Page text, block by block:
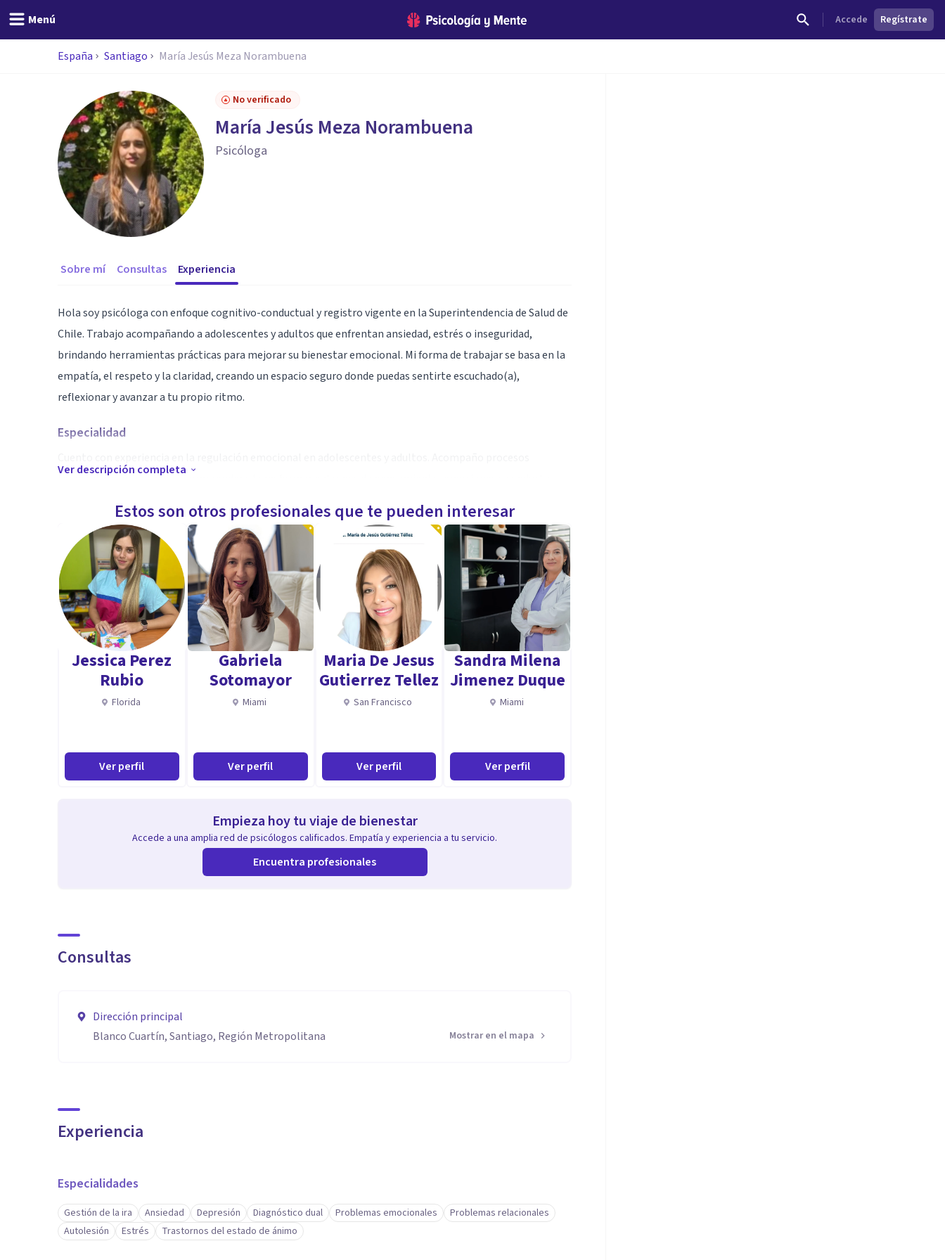
Menú Accede Regístrate
España Santiago María Jesús Meza Norambuena
No verificado
María Jesús Meza Norambuena
Psicóloga
Sobre mí Consultas Experiencia
Hola soy psicóloga con enfoque cognitivo-conductual y registro vigente en la Superintendencia de Salud de
Chile. Trabajo acompañando a adolescentes y adultos que enfrentan ansiedad, estrés o inseguridad,
brindando herramientas prácticas para mejorar su bienestar emocional. Mi forma de trabajar se basa en la
empatía, el respeto y la claridad, creando un espacio seguro donde puedas sentirte escuchado(a),
reflexionar y avanzar a tu propio ritmo.
Especialidad
terapéuticos orientados a comprender y transformar patrones de pensamiento, emociones y conductas
capacidad de adaptación ante situaciones difíciles. Mi mirada es integrativa, considerando siempre las
necesidades y el contexto de cada persona para ofrecer una atención cercana, respetuosa y efectiva.
Aptitudes
Me caracterizo por una escucha activa, sensibilidad para leer el contexto emocional de cada persona y la
capacidad de generar un espacio terapéutico cálido, profesional y sin juicios. Como tutora de resiliencia me
permite acompañar procesos de adaptación y fortalecimiento personal frente a situaciones complejas.
Ver descripción completa
Estos son otros profesionales que te pueden interesar
Jessica Perez
Rubio
Florida
Ver perfil
Gabriela
Sotomayor
Miami
Ver perfil
Maria De Jesus
Gutierrez Tellez
San Francisco
Ver perfil
Sandra Milena
Jimenez Duque
Miami
Ver perfil
Empieza hoy tu viaje de bienestar
Accede a una amplia red de psicólogos calificados. Empatía y experiencia a tu servicio.
Encuentra profesionales
Consultas
Dirección principal
Blanco Cuartín, Santiago, Región Metropolitana
Mostrar en el mapa
Experiencia
Especialidades
Gestión de la ira Ansiedad Depresión Diagnóstico dual Problemas emocionales
Problemas relacionales
Autolesión
Estrés Trastornos del estado de ánimo